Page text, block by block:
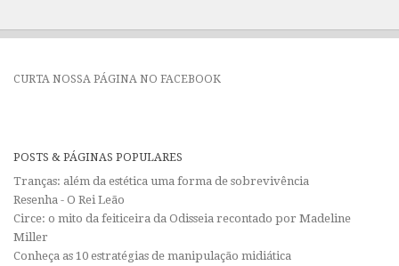
CURTA NOSSA PÁGINA NO FACEBOOK
POSTS & PÁGINAS POPULARES
Tranças: além da estética uma forma de sobrevivência
Resenha - O Rei Leão
Circe: o mito da feiticeira da Odisseia recontado por Madeline
Miller
Conheça as 10 estratégias de manipulação midiática